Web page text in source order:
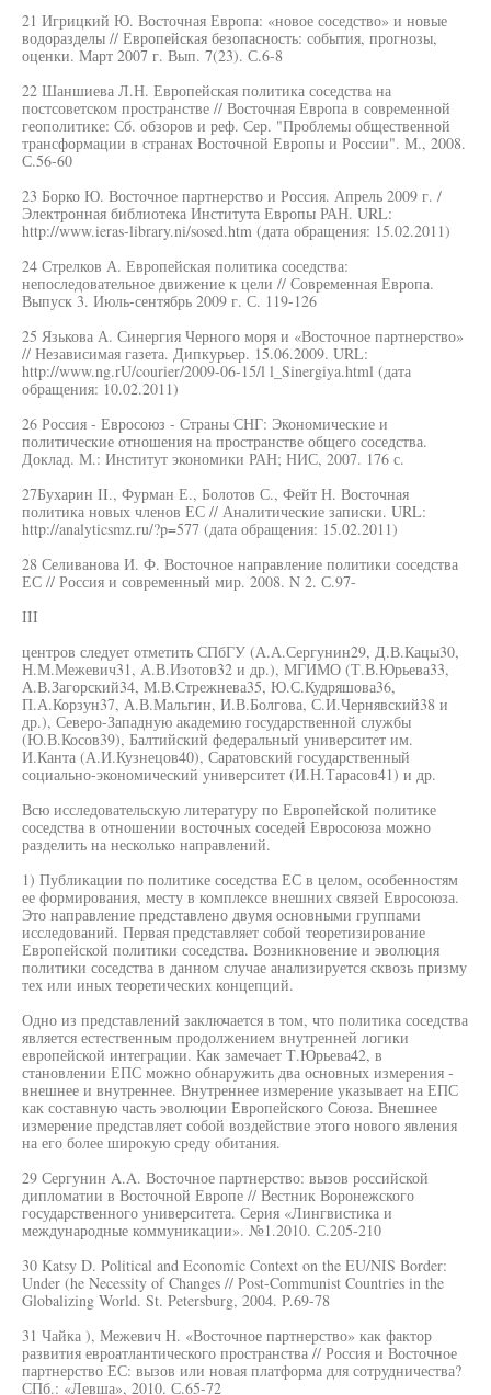
21 Игрицкий Ю. Восточная Европа: «новое соседство» и новые
водоразделы // Европейская безопасность: события, прогнозы,
оценки. Март 2007 г. Вып. 7(23). С.6-8
22 Шаншиева Л.Н. Европейская политика соседства на
постсоветском пространстве // Восточная Европа в современной
геополитике: Сб. обзоров и реф. Сер. "Проблемы общественной
трансформации в странах Восточной Европы и России". М., 2008.
С.56-60
23 Борко Ю. Восточное партнерство и Россия. Апрель 2009 г. /
Электронная библиотека Института Европы РАН. URL:
http://www.ieras-library.ni/sosed.htm (дата обращения: 15.02.2011)
24 Стрелков А. Европейская политика соседства:
непоследовательное движение к цели // Современная Европа.
Выпуск 3. Июль-сентябрь 2009 г. С. 119-126
25 Язькова А. Синергия Черного моря и «Восточное партнерство»
// Независимая газета. Дипкурьер. 15.06.2009. URL:
http://www.ng.rU/courier/2009-06-15/l l_Sinergiya.html (дата
обращения: 10.02.2011)
26 Россия - Евросоюз - Страны СНГ: Экономические и
политические отношения на пространстве общего соседства.
Доклад. М.: Институт экономики РАН; НИС, 2007. 176 с.
27Бухарин II., Фурман Е., Болотов С., Фейт Н. Восточная
политика новых членов ЕС // Аналитические записки. URL:
http://analyticsmz.ru/?p=577 (дата обращения: 15.02.2011)
28 Селиванова И. Ф. Восточное направление политики соседства
ЕС // Россия и современный мир. 2008. N 2. С.97-
III
центров следует отметить СПбГУ (А.А.Сергунин29, Д.В.Кацы30,
Н.М.Межевич31, А.В.Изотов32 и др.), МГИМО (Т.В.Юрьева33,
А.В.Загорский34, М.В.Стрежнева35, Ю.С.Кудряшова36,
П.А.Корзун37, А.В.Мальгин, И.В.Болгова, С.И.Чернявский38 и
др.), Северо-Западную академию государственной службы
(Ю.В.Косов39), Балтийский федеральный университет им.
И.Канта (А.И.Кузнецов40), Саратовский государственный
социально-экономический университет (И.Н.Тарасов41) и др.
Всю исследовательскую литературу по Европейской политике
соседства в отношении восточных соседей Евросоюза можно
разделить на несколько направлений.
1) Публикации по политике соседства ЕС в целом, особенностям
ее формирования, месту в комплексе внешних связей Евросоюза.
Это направление представлено двумя основными группами
исследований. Первая представляет собой теоретизирование
Европейской политики соседства. Возникновение и эволюция
политики соседства в данном случае анализируется сквозь призму
тех или иных теоретических концепций.
Одно из представлений заключается в том, что политика соседства
является естественным продолжением внутренней логики
европейской интеграции. Как замечает Т.Юрьева42, в
становлении ЕПС можно обнаружить два основных измерения -
внешнее и внутреннее. Внутреннее измерение указывает на ЕПС
как составную часть эволюции Европейского Союза. Внешнее
измерение представляет собой воздействие этого нового явления
на его более широкую среду обитания.
29 Сергунин A.A. Восточное партнерство: вызов российской
дипломатии в Восточной Европе // Вестник Воронежского
государственного университета. Серия «Лингвистика и
международные коммуникации». №1.2010. С.205-210
30 Katsy D. Political and Economic Context on the EU/NIS Border:
Under (he Necessity of Changes // Post-Communist Countries in the
Globalizing World. St. Petersburg, 2004. P.69-78
31 Чайка ), Межевич H. «Восточное партнерство» как фактор
развития евроатлантического пространства // Россия и Восточное
партнерство ЕС: вызов или новая платформа для сотрудничества?
СПб.: «Левша», 2010. С.65-72